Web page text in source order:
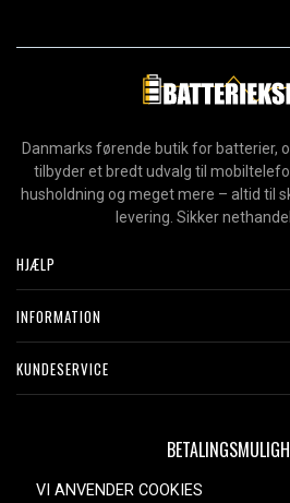
Danmarks førende butik for batterier,
tilbyder et bredt udvalg til
husholdning og meget mere – altid til
levering. Sikker
HJÆLP
INFORMATION
KUNDESERVICE
VI ANVENDER COOKIES